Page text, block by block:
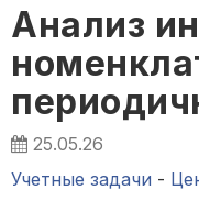
Анализ
25.05.26
Учетные задачи -